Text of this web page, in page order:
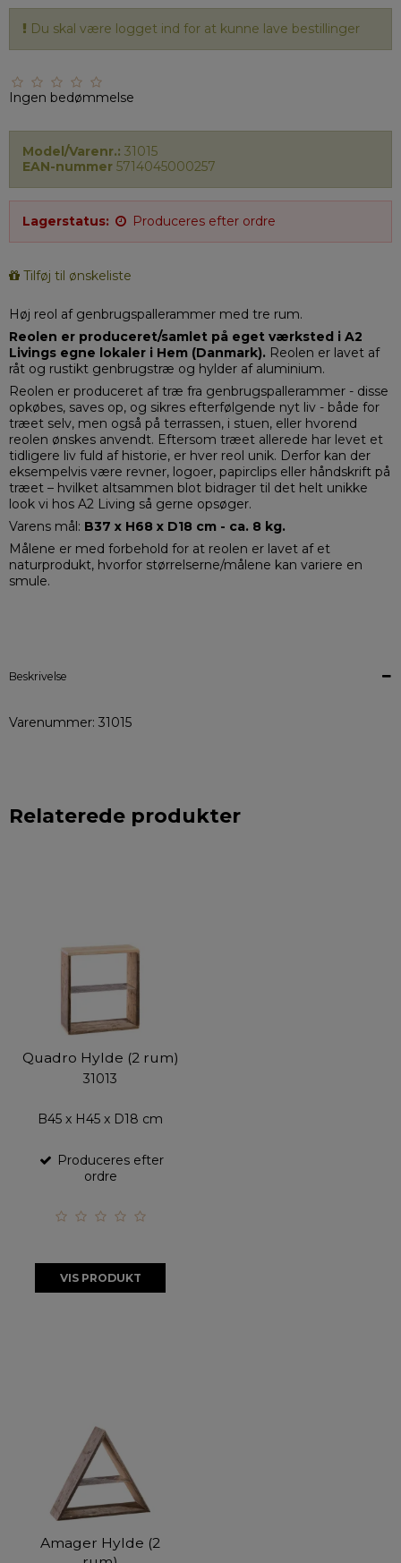
Du skal være logget ind for at kunne lave bestillinger
Ingen bedømmelse
Model/Varenr.: 31015
EAN-nummer 5714045000257
Lagerstatus: Produceres efter ordre
Tilføj til ønskeliste
Høj reol af genbrugspallerammer med tre rum.
Reolen er produceret/samlet på eget værksted i A2
Livings egne lokaler i Hem (Danmark). Reolen er lavet af
råt og rustikt genbrugstræ og hylder af aluminium.
Reolen er produceret af træ fra genbrugspallerammer - disse
opkøbes, saves op, og sikres efterfølgende nyt liv - både for
træet selv, men også på terrassen, i stuen, eller hvorend
reolen ønskes anvendt. Eftersom træet allerede har levet et
tidligere liv fuld af historie, er hver reol unik. Derfor kan der
eksempelvis være revner, logoer, papirclips eller håndskrift på
træet – hvilket altsammen blot bidrager til det helt unikke
look vi hos A2 Living så gerne opsøger.
Varens mål: B37 x H68 x D18 cm - ca. 8 kg.
Målene er med forbehold for at reolen er lavet af et
naturprodukt, hvorfor størrelserne/målene kan variere en
smule.
Beskrivelse
Varenummer: 31015
Relaterede produkter
Quadro Hylde (2 rum)
31013
B45 x H45 x D18 cm
Produceres efter
ordre
VIS PRODUKT
Amager Hylde (2